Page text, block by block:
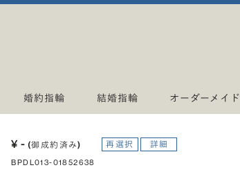
婚約指輪 結婚指輪 オーダーメイド
¥ -(御成約済み) 再選択 詳細
BPDL013-01852638